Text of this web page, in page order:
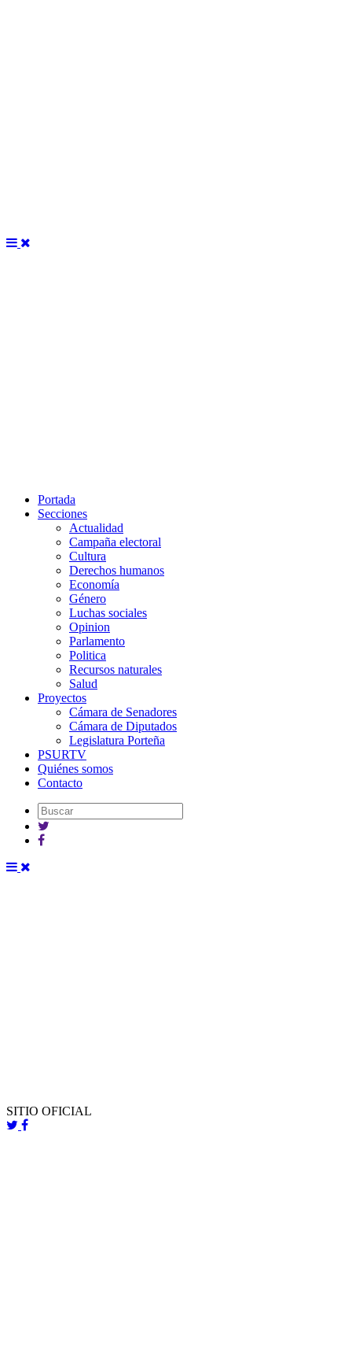
Portada
Secciones
Actualidad
Campaña electoral
Cultura
Derechos humanos
Economía
Género
Luchas sociales
Opinion
Parlamento
Politica
Recursos naturales
Salud
Proyectos
Cámara de Senadores
Cámara de Diputados
Legislatura Porteña
PSURTV
Quiénes somos
Contacto
SITIO OFICIAL